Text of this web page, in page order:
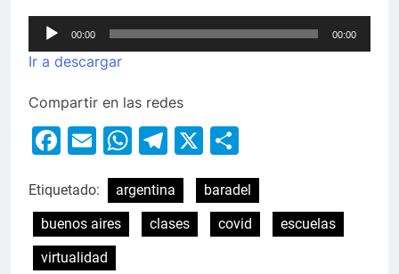
Reproductor
audio
00:00 00:00
Ir a descargar
Compartir en las redes
Facebook
EmailWhatsApp
Telegram
X
Etiquetado: argentina
baradel
buenos aires
clases covid
escuelas
virtualidad